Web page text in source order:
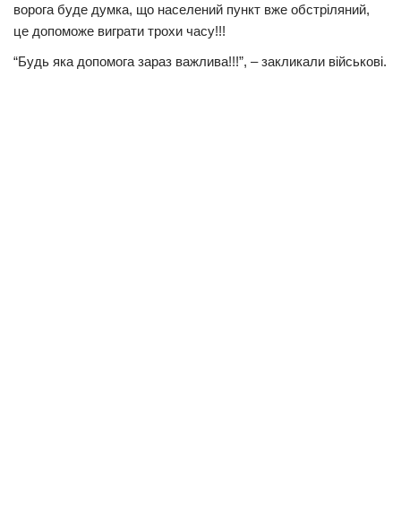
ворога буде думка, що населений пункт вже обстріляний,
це допоможе виграти трохи часу!!!
“Будь яка допомога зараз важлива!!!”, – закликали військові.